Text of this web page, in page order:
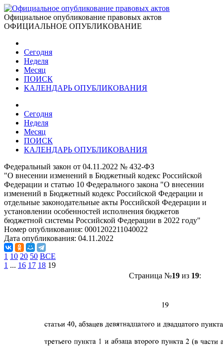
Официальное опубликование правовых актов
ОФИЦИАЛЬНОЕ ОПУБЛИКОВАНИЕ
Сегодня
Неделя
Месяц
ПОИСК
КАЛЕНДАРЬ ОПУБЛИКОВАНИЯ
Сегодня
Неделя
Месяц
ПОИСК
КАЛЕНДАРЬ ОПУБЛИКОВАНИЯ
Федеральный закон от 04.11.2022 № 432-ФЗ
"О внесении изменений в Бюджетный кодекс Российской
Федерации и статью 10 Федерального закона "О внесении
изменений в Бюджетный кодекс Российской Федерации и
отдельные законодательные акты Российской Федерации и
установлении особенностей исполнения бюджетов
бюджетной системы Российской Федерации в 2022 году"
Номер опубликования: 0001202211040022
Дата опубликования: 04.11.2022
1 10 20 50 ВСЕ
1 ... 16 17 18 19
Страница №19из 19: